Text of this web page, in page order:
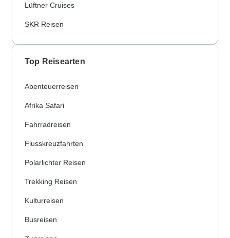
Lüftner Cruises
SKR Reisen
Top Reisearten
Abenteuerreisen
Afrika Safari
Fahrradreisen
Flusskreuzfahrten
Polarlichter Reisen
Trekking Reisen
Kulturreisen
Busreisen